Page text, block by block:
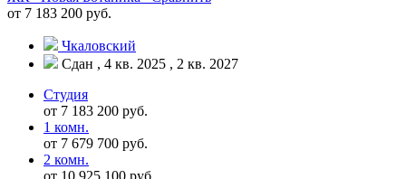
от 7 183 200 руб.
Чкаловский
Сдан , 4 кв. 2025 , 2 кв. 2027
Студия
от 7 183 200 руб.
1 комн.
от 7 679 700 руб.
2 комн.
от 10 925 100 руб.